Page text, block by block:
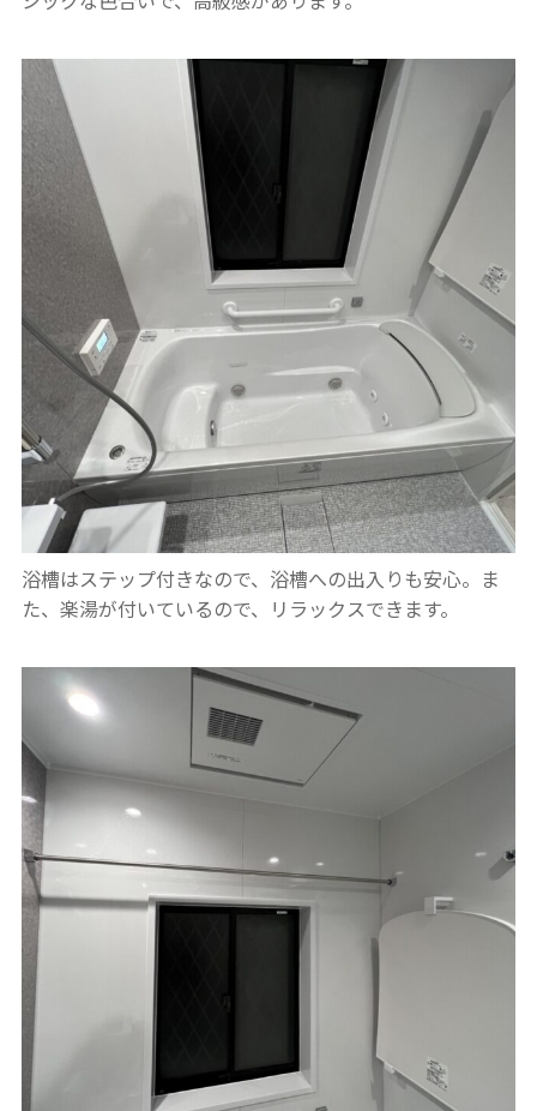
浴槽はステップ付きなので、浴槽への出入りも安心。ま
た、楽湯が付いているので、リラックスできます。